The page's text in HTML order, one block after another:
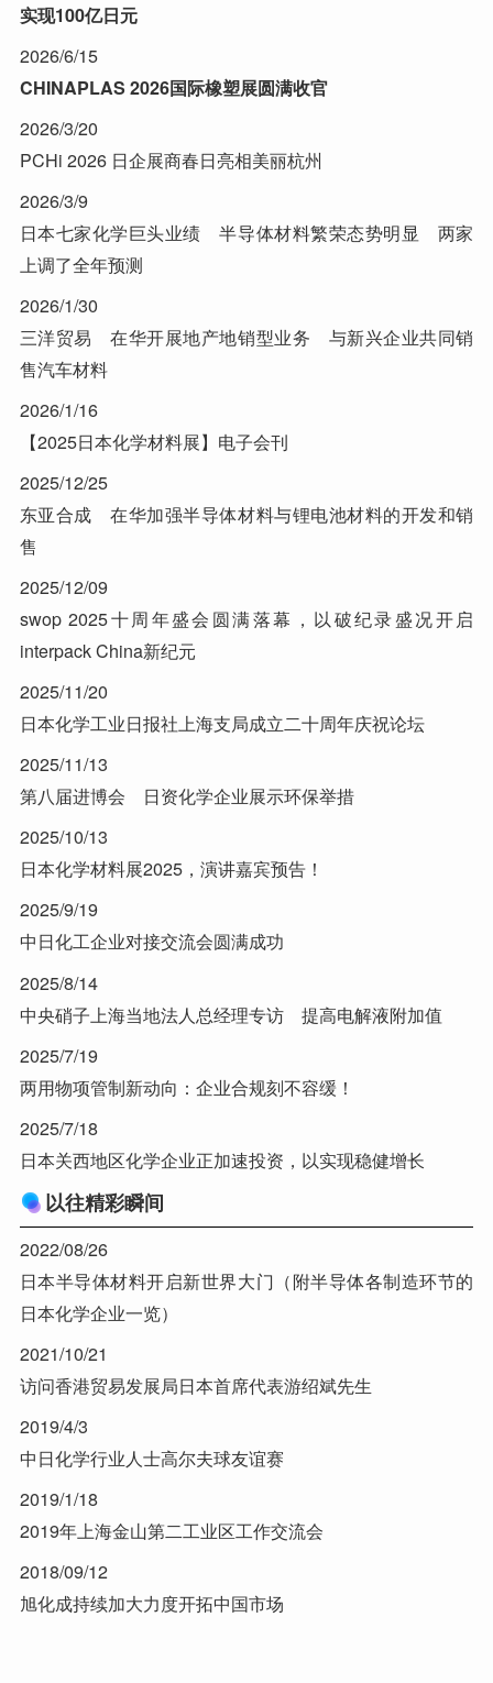
实现100亿日元
2026/6/15
CHINAPLAS 2026国际橡塑展圆满收官
2026/3/20
PCHi 2026 日企展商春日亮相美丽杭州
2026/3/9
日本七家化学巨头业绩 半导体材料繁荣态势明显 两家
上调了全年预测
2026/1/30
三洋贸易 在华开展地产地销型业务 与新兴企业共同销
售汽车材料
2026/1/16
【2025日本化学材料展】电子会刊
2025/12/25
东亚合成 在华加强半导体材料与锂电池材料的开发和销
售
2025/12/09
swop 2025十周年盛会圆满落幕，以破纪录盛况开启
interpack China新纪元
2025/11/20
日本化学工业日报社上海支局成立二十周年庆祝论坛
2025/11/13
第八届进博会 日资化学企业展示环保举措
2025/10/13
日本化学材料展2025，演讲嘉宾预告！
2025/9/19
中日化工企业对接交流会圆满成功
2025/8/14
中央硝子上海当地法人总经理专访 提高电解液附加值
2025/7/19
两用物项管制新动向：企业合规刻不容缓！
2025/7/18
日本关西地区化学企业正加速投资，以实现稳健增长
以往精彩瞬间
2022/08/26
日本半导体材料开启新世界大门（附半导体各制造环节的
日本化学企业一览）
2021/10/21
访问香港贸易发展局日本首席代表游绍斌先生
2019/4/3
中日化学行业人士高尔夫球友谊赛
2019/1/18
2019年上海金山第二工业区工作交流会
2018/09/12
旭化成持续加大力度开拓中国市场